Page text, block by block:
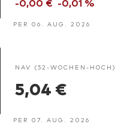
PER 06. AUG. 2026
NAV (52-WOCHEN-HOCH)
5,04 €
PER 07. AUG. 2026